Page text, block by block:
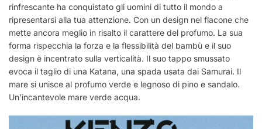
rinfrescante ha conquistato gli uomini di tutto il mondo a
ripresentarsi alla tua attenzione. Con un design nel flacone che
mette ancora meglio in risalto il carattere del profumo. La sua
forma rispecchia la forza e la flessibilità del bambù e il suo
design è incentrato sulla verticalità. Il suo tappo smussato
evoca il taglio di una Katana, una spada usata dai Samurai. Il
mare si unisce al profumo verde e legnoso di pino e sandalo.
Un’incantevole mare verde acqua.